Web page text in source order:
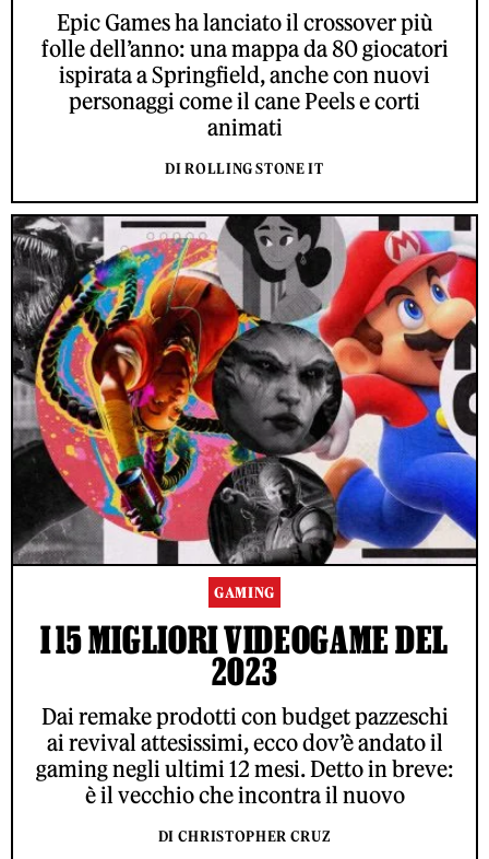
Epic Games ha lanciato il crossover più
folle dell’anno: una mappa da 80 giocatori
ispirata a Springfield, anche con nuovi
personaggi come il cane Peels e corti
animati
DI ROLLING STONE IT
GAMING
I 15 MIGLIORI VIDEOGAME DEL
2023
Dai remake prodotti con budget pazzeschi
ai revival attesissimi, ecco dov’è andato il
gaming negli ultimi 12 mesi. Detto in breve:
è il vecchio che incontra il nuovo
DI CHRISTOPHER CRUZ